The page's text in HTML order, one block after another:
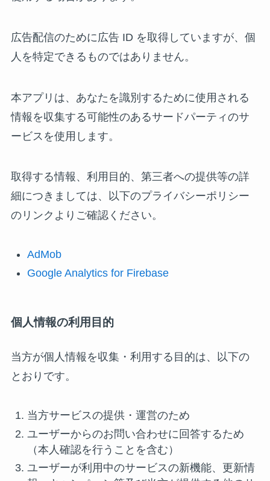
広告配信のために広告 ID を取得していますが、個
人を特定できるものではありません。
本アプリは、あなたを識別するために使用される
情報を収集する可能性のあるサードパーティのサ
ービスを使用します。
取得する情報、利用目的、第三者への提供等の詳
細につきましては、以下のプライバシーポリシー
のリンクよりご確認ください。
AdMob
Google Analytics for Firebase
個人情報の利用目的
当方が個人情報を収集・利用する目的は、以下の
とおりです。
当方サービスの提供・運営のため
ユーザーからのお問い合わせに回答するため
（本人確認を行うことを含む）
ユーザーが利用中のサービスの新機能、更新情